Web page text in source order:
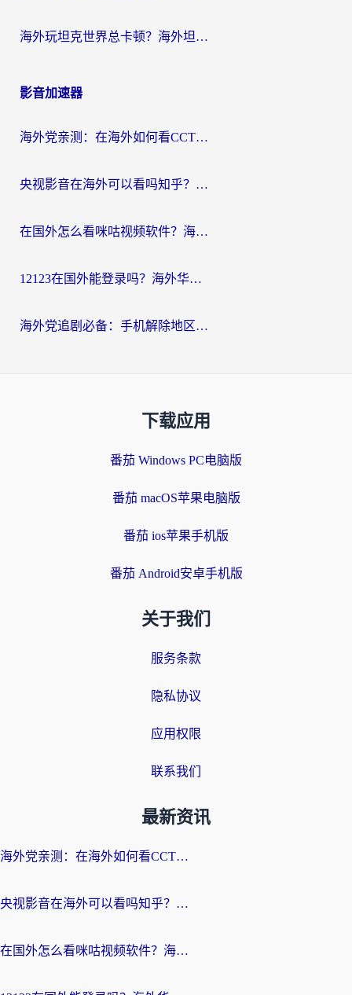
海外玩坦克世界总卡顿？海外坦克世界加速器有哪些？实测好用的选择在这里
影音加速器
海外党亲测：在海外如何看CCTV？告别“仅限大陆播放”的实用指南
央视影音在海外可以看吗知乎？留学生亲测：3步解决地域限制+追剧自由
在国外怎么看咪咕视频软件？海外党亲测有效的回国加速方案
12123在国外能登录吗？海外华人必看的回国加速实用指南
海外党追剧必备：手机解除地区限制app怎么选？解决央视视频&国内剧地区限制全指南
下载应用
番茄 Windows PC电脑版
番茄 macOS苹果电脑版
番茄 ios苹果手机版
番茄 Android安卓手机版
关于我们
服务条款
隐私协议
应用权限
联系我们
最新资讯
海外党亲测：在海外如何看CCTV？告别“仅限大陆播放”的实用指南
央视影音在海外可以看吗知乎？留学生亲测：3步解决地域限制+追剧自由
在国外怎么看咪咕视频软件？海外党亲测有效的回国加速方案